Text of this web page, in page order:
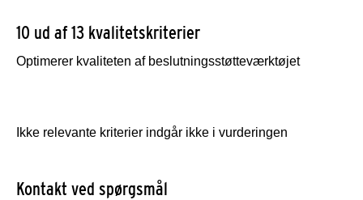
10 ud af 13 kvalitetskriterier
Optimerer kvaliteten af beslutningsstøtteværktøjet
Ikke relevante kriterier indgår ikke i vurderingen
Kontakt ved spørgsmål